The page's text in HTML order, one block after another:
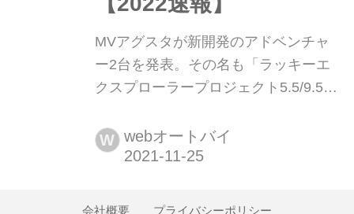
MVアグスタが新開発のアドベンチャ
ー2台を発表。その名も「ラッキーエ
クスプローラープロジェクト5.5/9.5」
グスタと言えば、本格ロードスポーツ
を思い浮かべる人も多いと思います
ドベンチャーマシン2機種を発表した
W webオートバイ
会社概要 プライバシーポリシー